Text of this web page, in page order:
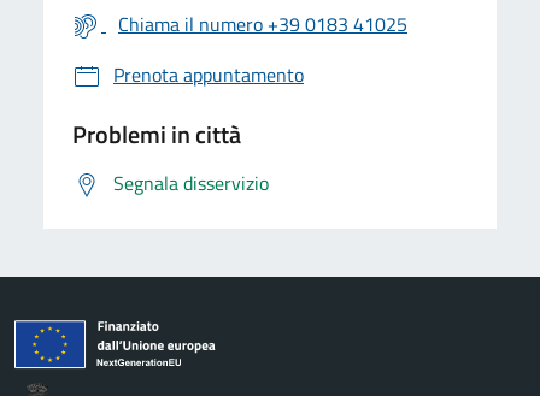
Chiama il numero +39 0183 41025
Prenota appuntamento
Problemi in città
Segnala disservizio